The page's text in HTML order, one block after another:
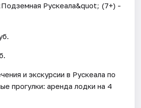
Рускеала&quot; (7+) -
и экскурсии в Рускеала по
прогулки: аренда лодки на 4